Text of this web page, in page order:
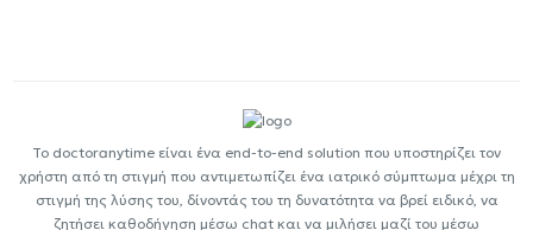
Το doctoranytime είναι ένα end-to-end solution που υποστηρίζει τον
χρήστη από τη στιγμή που αντιμετωπίζει ένα ιατρικό σύμπτωμα μέχρι τη
στιγμή της λύσης του, δίνοντάς του τη δυνατότητα να βρεί ειδικό, να
ζητήσει καθοδήγηση μέσω chat και να μιλήσει μαζί του μέσω